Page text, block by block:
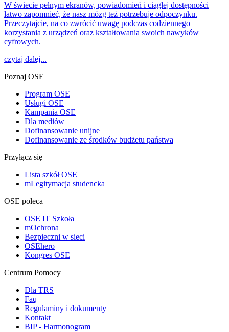
W świecie pełnym ekranów, powiadomień i ciągłej dostępności
łatwo zapomnieć, że nasz mózg też potrzebuje odpoczynku.
Przeczytajcie, na co zwrócić uwagę podczas codziennego
korzystania z urządzeń oraz kształtowania swoich nawyków
cyfrowych.
czytaj dalej...
Poznaj OSE
Program OSE
Usługi OSE
Kampania OSE
Dla mediów
Dofinansowanie unijne
Dofinansowanie ze środków budżetu państwa
Przyłącz się
Lista szkół OSE
mLegitymacja studencka
OSE poleca
OSE IT Szkoła
mOchrona
Bezpieczni w sieci
OSEhero
Kongres OSE
Centrum Pomocy
Dla TRS
Faq
Regulaminy i dokumenty
Kontakt
BIP - Harmonogram